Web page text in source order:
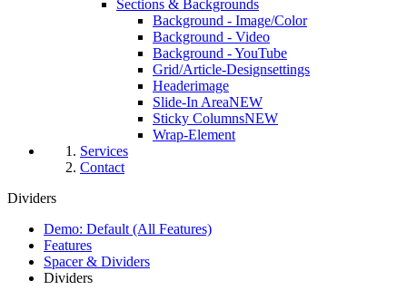
Sections & Backgrounds
Background - Image/Color
Background - Video
Background - YouTube
Grid/Article-Designsettings
Headerimage
Slide-In AreaNEW
Sticky ColumnsNEW
Wrap-Element
Services
Contact
Dividers
Demo: Default (All Features)
Features
Spacer & Dividers
Dividers